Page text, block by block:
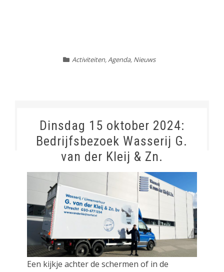
Activiteiten,Agenda, Nieuws
Dinsdag 15 oktober 2024:
Bedrijfsbezoek Wasserij G.
van der Kleij & Zn.
Een kijkje achter de schermen of in de